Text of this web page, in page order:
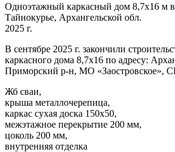
Одноэтажный каркасный дом 8,7х16 м
Тайнокурье, Архангельской обл.
2025 г.
В сентябре 2025 г. закончили
каркасного дома 8,7х16 по адресу:
Приморский р-н, МО «Заостровское»,
Жб сваи,
крыша металлочерепица,
каркас сухая доска 150х50,
межэтажное перекрытие 200 мм,
цоколь 200 мм,
внутренняя отделка